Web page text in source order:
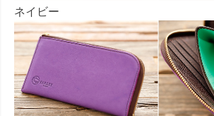
ネイビー